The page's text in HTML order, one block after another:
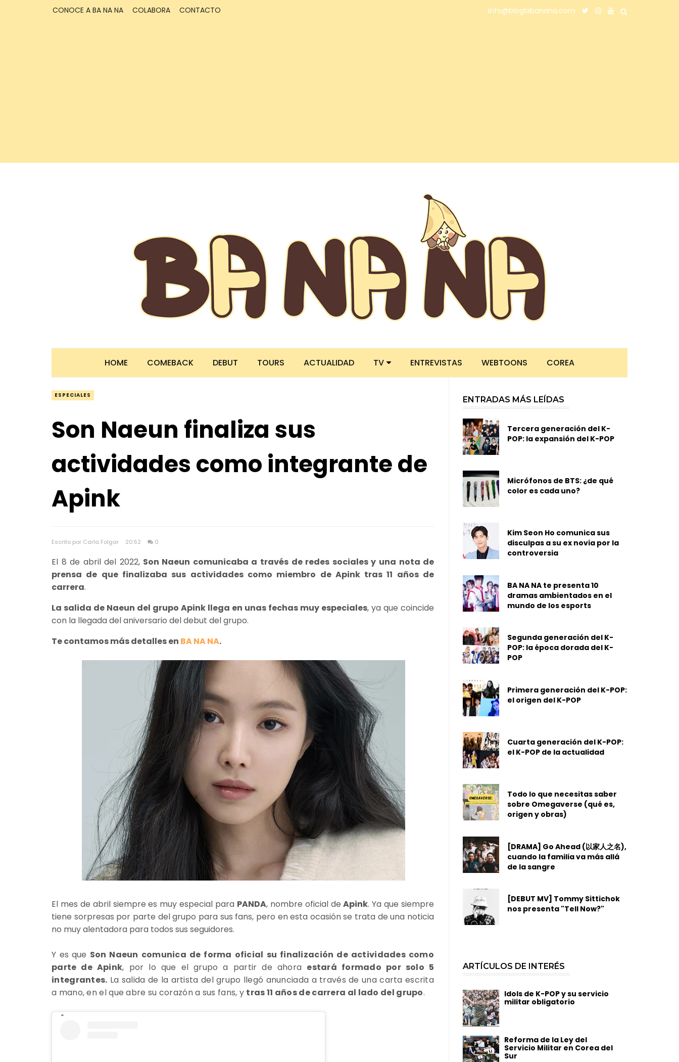
CONOCE A BA NA NA COLABORA CONTACTO info@bloglabanana.com
HOME COMEBACK DEBUT TOURS ACTUALIDAD TV ENTREVISTAS WEBTOONS COREA
ESPECIALES
Son Naeun finaliza sus
actividades como integrante de
Apink
Escrito por Carla Folgar 20:52 0
El 8 de abril del 2022,Son Naeun comunicaba a través de redes sociales y una nota de
prensa de que finalizaba sus actividades como miembro de Apink tras 11 años de
carrera.
La salida de Naeun del grupo Apink llega en unas fechas muy especiales, ya que coincide
con la llegada del aniversario del debut del grupo.
Te contamos más detalles en BA NA NA.
El mes de abril siempre es muy especial para PANDA, nombre oficial deApink. Ya que siempre
tiene sorpresas por parte del grupo para sus fans, pero en esta ocasión se trata de una noticia
no muy alentadora para todos sus seguidores.
Y es que Son Naeun comunica de forma oficial su finalización de actividades como
parte de Apink, por lo que el grupo a partir de ahora estará formado por solo 5
integrantes. La salida de la artista del grupo llegó anunciada a través de una carta escrita
a mano, en el que abre su corazón a sus fans, y tras 11 años de carrera al lado del grupo.
ENTRADAS MÁS LEÍDAS
Tercera generación del K-
POP: la expansión del K-POP
Micrófonos de BTS: ¿de qué
color es cada uno?
Kim Seon Ho comunica sus
disculpas a su ex novia por la
controversia
BA NA NA te presenta 10
dramas ambientados en el
mundo de los esports
Segunda generación del K-
POP: la época dorada del K-
POP
Primera generación del K-POP:
el origen del K-POP
Cuarta generación del K-POP:
el K-POP de la actualidad
Todo lo que necesitas saber
sobre Omegaverse (qué es,
origen y obras)
[DRAMA] Go Ahead (以家人之名),
cuando la familia va más allá
de la sangre
[DEBUT MV] Tommy Sittichok
nos presenta "Tell Now?"
ARTÍCULOS DE INTERÉS
Idols de K-POP y su servicio
militar obligatorio
Reforma de la Ley del
Servicio Militar en Corea del
Sur